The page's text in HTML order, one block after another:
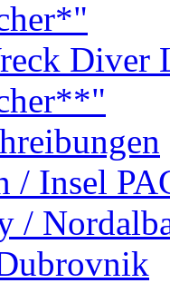
Diver
/ Insel
/